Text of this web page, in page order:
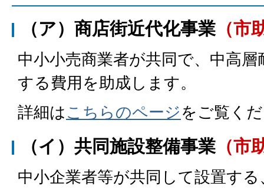
（ア）商店街近代化事業 （市
中小小売商業者が共同で、中高
する費用を助成します。
詳細はこちらのページをご覧く
（イ）共同施設整備事業 （市
中小企業者等が共同して設置す